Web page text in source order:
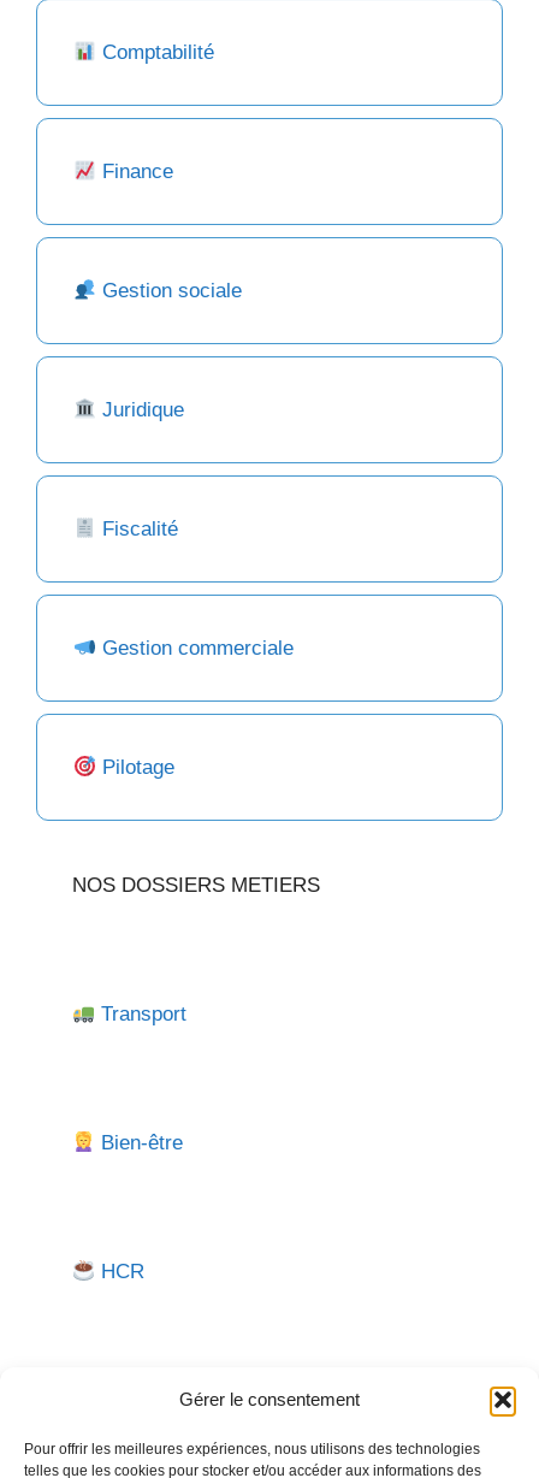
Gérer le consentement
Pour offrir les meilleures expériences, nous utilisons des technologies
telles que les cookies pour stocker et/ou accéder aux informations des
Comptabilité
Finance
Gestion sociale
Juridique
Fiscalité
Gestion commerciale
Pilotage
NOS DOSSIERS METIERS
Transport
Bien-être
HCR